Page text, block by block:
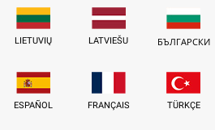
LIETUVIŲ LATVIEŠU БЪЛГАРСКИ
ESPAÑOL FRANÇAIS TÜRKÇE